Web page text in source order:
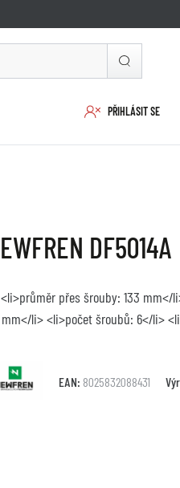
PŘIHLÁSIT SE
DF5014A
přes šrouby: 133
li> <li>počet šroubů: 6</li>
EAN: 8025832088431